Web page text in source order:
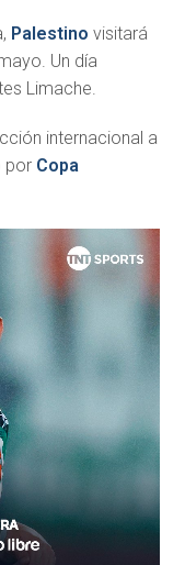
Palestino visitará
Un día
Limache.
internacional a
por Copa